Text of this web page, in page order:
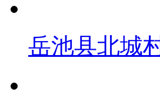
岳池县北城